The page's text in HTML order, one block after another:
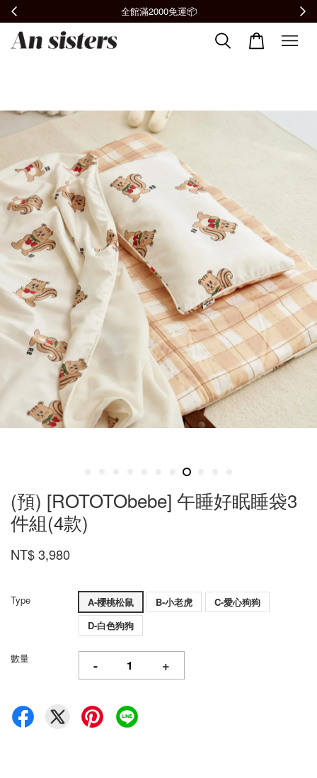
全館滿2000免運📦
(預) [ROTOTObebe] 午睡好眠睡袋3
件組(4款)
NT$ 3,980
Type A-櫻桃松鼠 B-小老虎
C-愛心狗狗
D-白色狗狗
數量 - +